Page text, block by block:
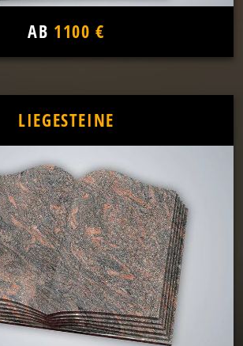
AB 1100 €
LIEGESTEINE